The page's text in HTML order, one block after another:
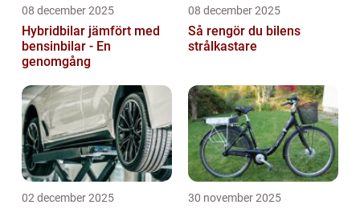
08 december 2025
Hybridbilar jämfört med
bensinbilar - En
genomgång
08 december 2025
Så rengör du bilens
strålkastare
02 december 2025 30 november 2025